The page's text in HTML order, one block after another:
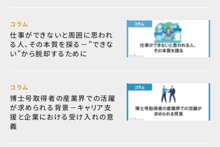
コラム
仕事ができないと周囲に思われ
る人、その本質を探る－”できな
い”から脱却するために
コラム
博士号取得者の産業界での活躍
が求められる背景－キャリア支
援と企業における受け入れの意
義